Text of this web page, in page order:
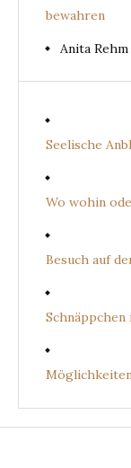
bewahren
Anita Rehm
Seelische
Wo wohin
Besuch auf